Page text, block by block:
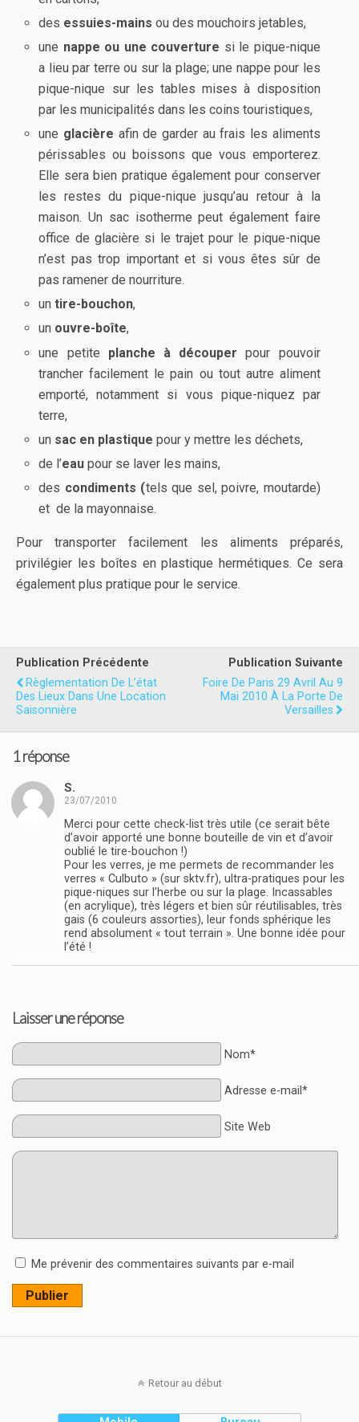
des essuies-mainsou des mouchoirs jetables,
une nappe ou une couverture si le pique-nique
a lieu par terre ou sur la plage; une nappe pour les
pique-nique sur les tables mises à disposition
par les municipalités dans les coins touristiques,
une glacière afin de garder au frais les aliments
périssables ou boissons que vous emporterez.
Elle sera bien pratique également pour conserver
les restes du pique-nique jusqu’au retour à la
maison. Un sac isotherme peut également faire
office de glacière si le trajet pour le pique-nique
n’est pas trop important et si vous êtes sûr de
pas ramener de nourriture.
untire-bouchon,
un ouvre-boîte,
une petite planche à découperpour pouvoir
trancher facilement le pain ou tout autre aliment
emporté, notamment si vous pique-niquez par
terre,
un sac en plastique pour y mettre les déchets,
de l’eau pour se laver les mains,
des condiments (tels que sel, poivre, moutarde)
et de la mayonnaise.
Pour transporter facilement les aliments préparés,
privilégier les boîtes en plastique hermétiques. Ce sera
également plus pratique pour le service.
Publication Précédente
Règlementation De L’état
Des Lieux Dans Une Location
Saisonnière
Publication Suivante
Foire De Paris 29 Avril Au 9
Mai 2010 À La Porte De
Versailles
1 réponse
S.
23/07/2010
Merci pour cette check-list très utile (ce serait bête
d’avoir apporté une bonne bouteille de vin et d’avoir
oublié le tire-bouchon !)
Pour les verres, je me permets de recommander les
verres « Culbuto » (sur sktv.fr), ultra-pratiques pour les
pique-niques sur l’herbe ou sur la plage. Incassables
(en acrylique), très légers et bien sûr réutilisables, très
gais (6 couleurs assorties), leur fonds sphérique les
rend absolument « tout terrain ». Une bonne idée pour
l’été !
Laisser une réponse
Nom*
Adresse e-mail*
Site Web
Me prévenir des commentaires suivants par e-mail
Publier
Retour au début